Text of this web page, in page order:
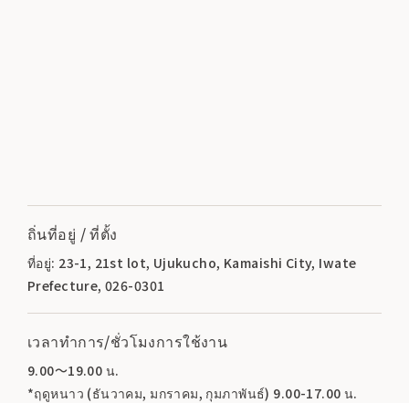
ถิ่นที่อยู่ / ที่ตั้ง
ที่อยู่: 23-1, 21st lot, Ujukucho, Kamaishi City, Iwate
Prefecture, 026-0301
เวลาทำการ/ชั่วโมงการใช้งาน
9.00～19.00 น.
*ฤดูหนาว (ธันวาคม, มกราคม, กุมภาพันธ์) 9.00-17.00 น.